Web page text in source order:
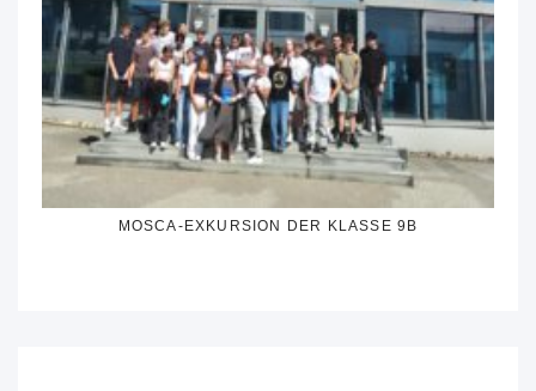
MOSCA-EXKURSION DER KLASSE 9B